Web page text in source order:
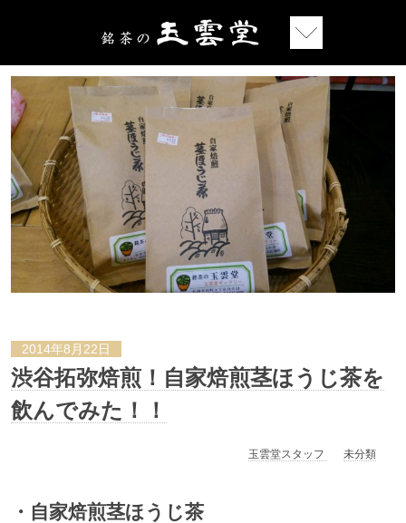
2014年8月22日
渋谷拓弥焙煎！自家焙煎茎ほうじ茶を
飲んでみた！！
玉雲堂スタッフ 未分類
・自家焙煎茎ほうじ茶